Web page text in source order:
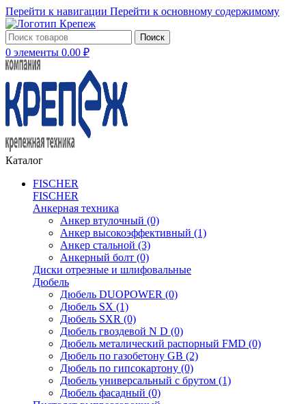
Перейти к навигации Перейти к основному содержимому
Поиск
0 элементы 0.00 ₽
Каталог
FISCHER
FISCHER
Анкерная техника
Анкер втулочный (0)
Анкер высокоэффективный (1)
Анкер стальной (3)
Анкерный болт (0)
Диски отрезные и шлифовальные
Дюбель
Дюбель DUOPOWER (0)
Дюбель SX (1)
Дюбель SXR (0)
Дюбель гвоздевой N D (0)
Дюбель металический распорный FMD (0)
Дюбель по газобетону GB (2)
Дюбель по гипсокартону (0)
Дюбель универсальный с брутом (1)
Дюбель фасадный (0)